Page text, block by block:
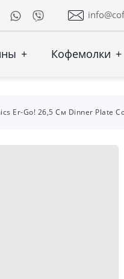
TelegramWhatsapp
Viber
+ Кофемолки +
Er-Go! 26,5 См Dinner Plate